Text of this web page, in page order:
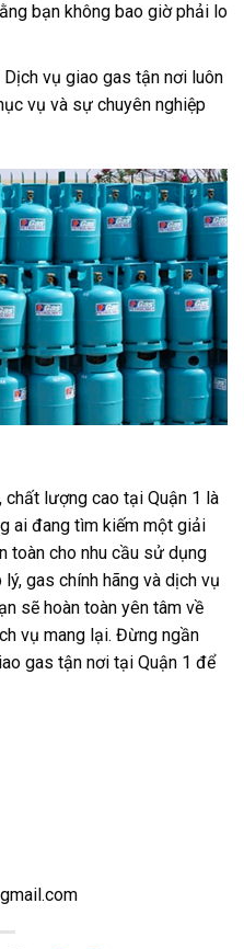
bạn không bao giờ phải lo
Dịch vụ giao gas tận nơi luôn
vụ và sự chuyên nghiệp
lượng cao tại Quận 1 là
ai đang tìm kiếm một giải
toàn cho nhu cầu sử dụng
gas chính hãng và dịch vụ
sẽ hoàn toàn yên tâm về
vụ mang lại. Đừng ngần
gas tận nơi tại Quận 1 để